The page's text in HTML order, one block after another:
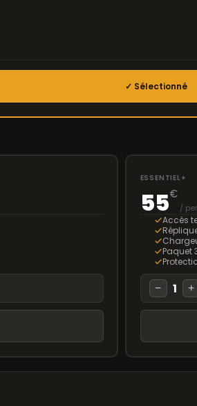
✓ Sélectionné
ESSENTIEL+
55€
/
Accès
Paquet
− 1 +